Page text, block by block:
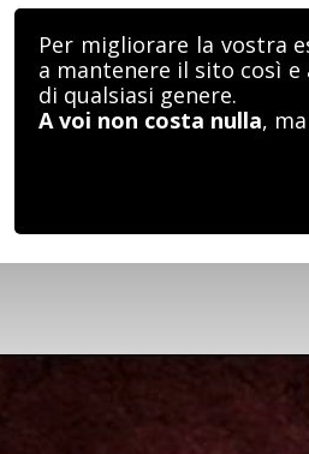
Per migliorare la vostra
a mantenere il sito così
di qualsiasi genere.
A voi non costa nulla,